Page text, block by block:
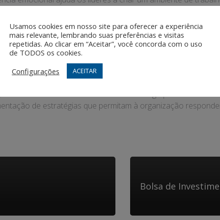
experiente oferece conselhos, apoio e conhecimento a
de habilidades de liderança, a transferência de
para o desenvolvimento contínuo e o sucesso dos líderes.
organização de se adaptar e prosperar em face de
a sustentabilidade e o sucesso a longo prazo.
de estratégias que permitam à organização
Bolsa de
Usamos cookies em nosso site para oferecer a experiência
mais relevante, lembrando suas preferências e visitas
repetidas. Ao clicar em “Aceitar”, você concorda com o uso
de TODOS os cookies.
Configurações
ACEITAR